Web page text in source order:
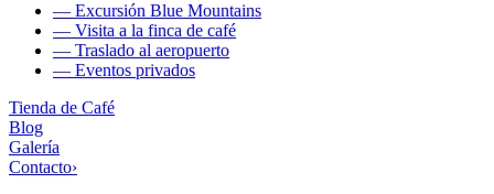
— Excursión Blue Mountains
— Visita a la finca de café
— Traslado al aeropuerto
— Eventos privados
Tienda de Café
Blog
Galería
Contacto›